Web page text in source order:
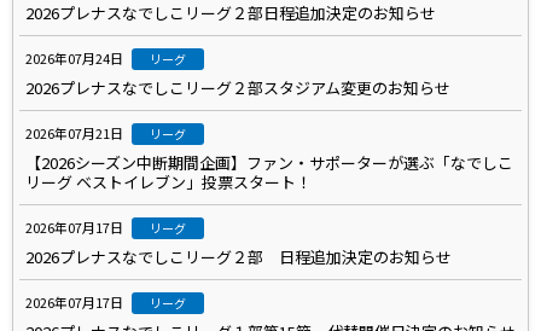
2026プレナスなでしこリーグ２部日程追加決定のお知らせ
2026年07月24日 リーグ
2026プレナスなでしこリーグ２部スタジアム変更のお知らせ
2026年07月21日 リーグ
【2026シーズン中断期間企画】ファン・サポーターが選ぶ「なでしこ
リーグ ベストイレブン」投票スタート！
2026年07月17日 リーグ
2026プレナスなでしこリーグ２部 日程追加決定のお知らせ
2026年07月17日 リーグ